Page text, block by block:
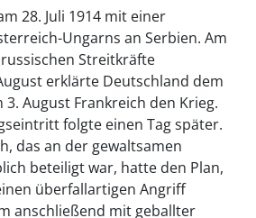
28. Juli 1914 mit einer
Ungarns an Serbien. Am
Streitkräfte
erklärte Deutschland dem
August Frankreich den Krieg.
folgte einen Tag später.
das an der gewaltsamen
beteiligt war, hatte den Plan,
überfallartigen Angriff
anschließend mit geballter